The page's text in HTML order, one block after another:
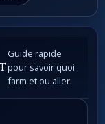
Guide rapide
pour savoir quoi
farm et ou aller.